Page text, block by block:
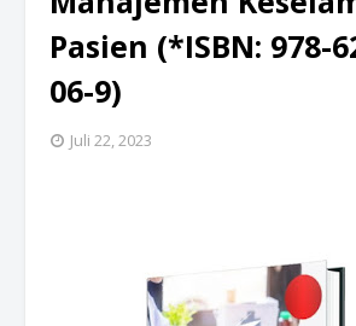
Pasien (*ISBN: 978-
06-9)
Juli 22, 2023